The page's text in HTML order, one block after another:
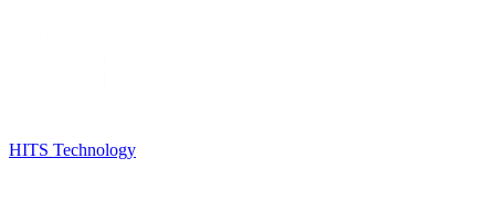
HITS Technology